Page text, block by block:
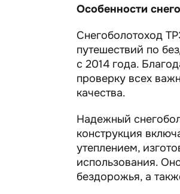
Особенности
Снегоболотоход
путешествий по
с 2014 года.
проверку всех
качества.
Надежный
конструкция
утеплением,
использования.
бездорожья, а